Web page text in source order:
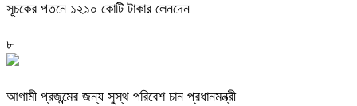
সূচকের পতনে ১২১০ কোটি টাকার লেনদেন
৮
আগামী প্রজন্মের জন্য সুস্থ পরিবেশ চান প্রধানমন্ত্রী